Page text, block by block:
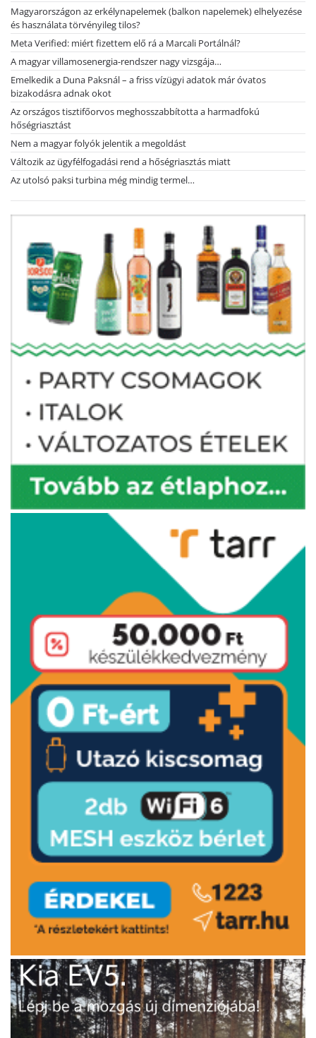
Magyarországon az erkélynapelemek (balkon napelemek) elhelyezése
és használata törvényileg tilos?
Meta Verified: miért fizettem elő rá a Marcali Portálnál?
A magyar villamosenergia-rendszer nagy vizsgája…
Emelkedik a Duna Paksnál – a friss vízügyi adatok már óvatos
bizakodásra adnak okot
Az országos tisztifőorvos meghosszabbította a harmadfokú
hőségriasztást
Nem a magyar folyók jelentik a megoldást
Változik az ügyfélfogadási rend a hőségriasztás miatt
Az utolsó paksi turbina még mindig termel…